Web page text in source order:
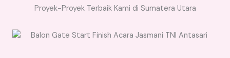
Proyek-Proyek Terbaik Kami di Sumatera Utara